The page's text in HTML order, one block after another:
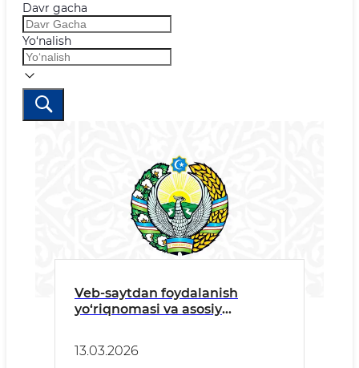
Davr gacha
Yo‘nalish
Veb-saytdan foydalanish
yo‘riqnomasi va asosiy
13.03.2026